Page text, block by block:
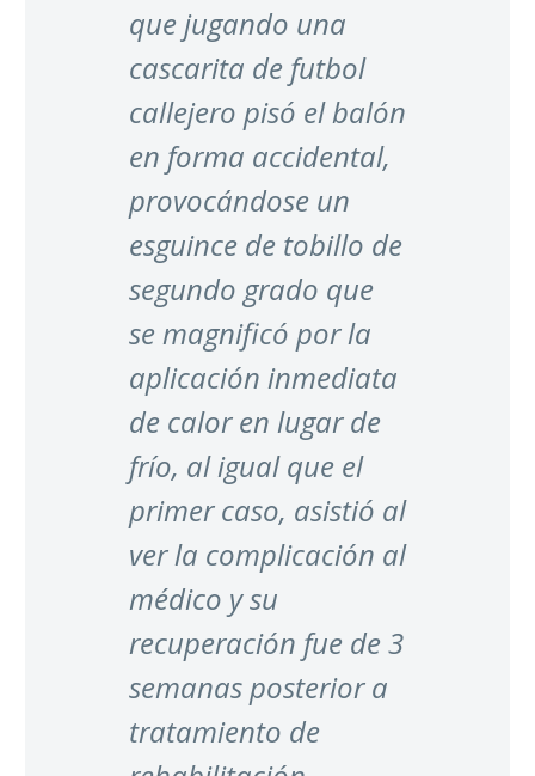
que jugando una
cascarita de futbol
callejero pisó el balón
en forma accidental,
provocándose un
esguince de tobillo de
segundo grado que
se magnificó por la
aplicación inmediata
de calor en lugar de
frío, al igual que el
primer caso, asistió al
ver la complicación al
médico y su
recuperación fue de 3
semanas posterior a
tratamiento de